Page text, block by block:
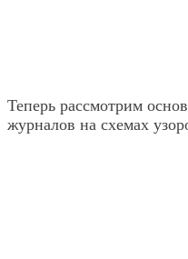
Теперь рассмотрим
журналов на схемах